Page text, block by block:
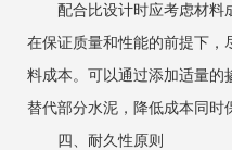
配合比设计时应考虑材料成
在保证质量和性能的前提下，
料成本。可以通过添加适量的
替代部分水泥，降低成本同时
四、耐久性原则